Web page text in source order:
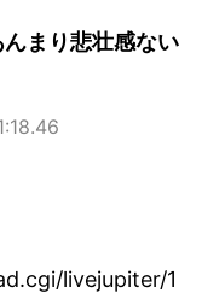
まり悲壮感ない
livejupiter/1